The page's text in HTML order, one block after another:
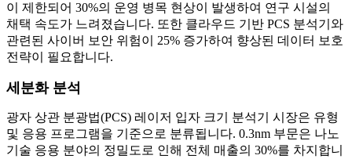
이 제한되어 30%의 운영 병목 ​​현상이 발생하여 연구 시설의
채택 속도가 느려졌습니다. 또한 클라우드 기반 PCS 분석기와
관련된 사이버 보안 위험이 25% 증가하여 향상된 데이터 보호
전략이 필요합니다.
세분화 분석
광자 상관 분광법(PCS) 레이저 입자 크기 분석기 시장은 유형
및 응용 프로그램을 기준으로 분류됩니다. 0.3nm 부문은 나노
기술 응용 분야의 정밀도로 인해 전체 매출의 30%를 차지합니